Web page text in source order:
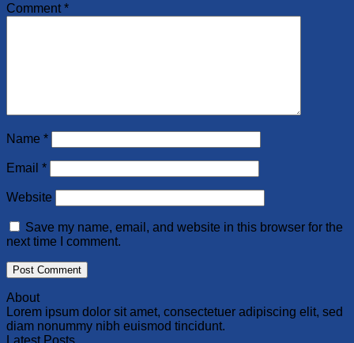
Comment*
Name *
Email *
Website
Save my name, email, and website in this browser for the
next time I comment.
About
Lorem ipsum dolor sit amet, consectetuer adipiscing elit, sed
diam nonummy nibh euismod tincidunt.
Latest Posts